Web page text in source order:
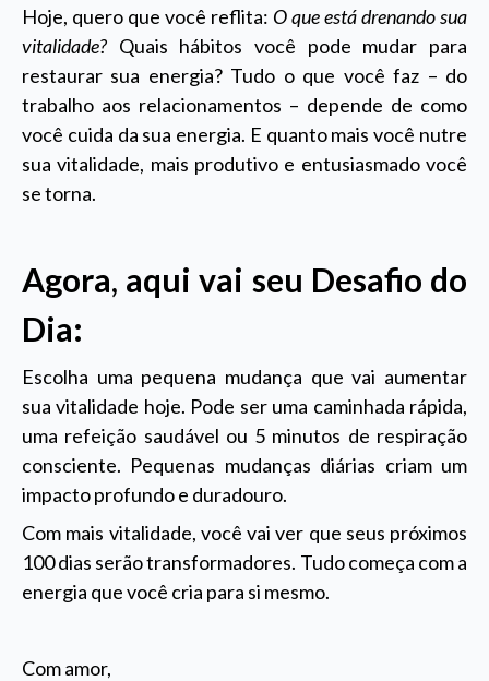
Hoje, quero que você reflita: O que está drenando sua
vitalidade? Quais hábitos você pode mudar para
restaurar sua energia? Tudo o que você faz – do
trabalho aos relacionamentos – depende de como
você cuida da sua energia. E quanto mais você nutre
sua vitalidade, mais produtivo e entusiasmado você
se torna.
Agora, aqui vai seu Desafio do
Dia:
Escolha uma pequena mudança que vai aumentar
sua vitalidade hoje. Pode ser uma caminhada rápida,
uma refeição saudável ou 5 minutos de respiração
consciente. Pequenas mudanças diárias criam um
impacto profundo e duradouro.
Com mais vitalidade, você vai ver que seus próximos
100 dias serão transformadores. Tudo começa com a
energia que você cria para si mesmo.
Com amor,